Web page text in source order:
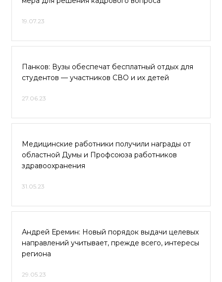
19.07.23
Панков: Вузы обеспечат бесплатный отдых для
студентов — участников СВО и их детей
27.06.23
Медицинские работники получили награды от
областной Думы и Профсоюза работников
здравоохранения
31.05.23
Андрей Еремин: Новый порядок выдачи целевых
направлений учитывает, прежде всего, интересы
региона
29.05.23